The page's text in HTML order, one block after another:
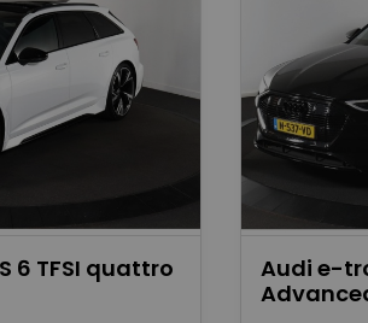
6 TFSI quattro
Audi e-